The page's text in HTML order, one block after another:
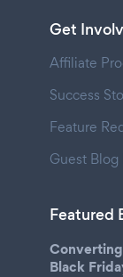
Get
Affiliate
Success
Feature
Guest Blog
Featured
Black